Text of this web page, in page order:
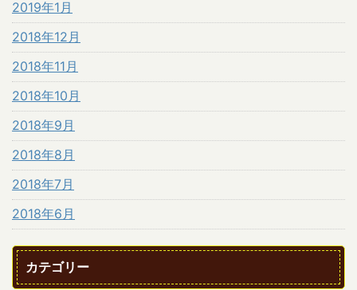
2019年1月
2018年12月
2018年11月
2018年10月
2018年9月
2018年8月
2018年7月
2018年6月
カテゴリー